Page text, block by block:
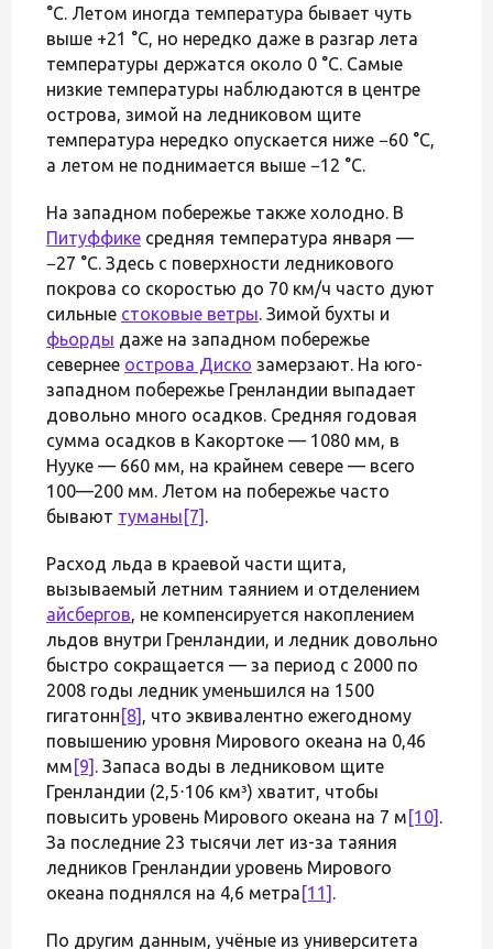
°С. Летом иногда температура бывает чуть
выше +21 °С, но нередко даже в разгар лета
температуры держатся около 0 °С. Самые
низкие температуры наблюдаются в центре
острова, зимой на ледниковом щите
температура нередко опускается ниже −60 °С,
а летом не поднимается выше −12 °С.
На западном побережье также холодно. В
Питуффике средняя температура января —
−27 °С. Здесь с поверхности ледникового
покрова со скоростью до 70 км/ч часто дуют
сильные стоковые ветры. Зимой бухты и
фьорды даже на западном побережье
севернее острова Диско замерзают. На юго-
западном побережье Гренландии выпадает
довольно много осадков. Средняя годовая
сумма осадков в Какортоке — 1080 мм, в
Нууке — 660 мм, на крайнем севере — всего
100—200 мм. Летом на побережье часто
бывают туманы [7] .
Расход льда в краевой части щита,
вызываемый летним таянием и отделением
айсбергов, не компенсируется накоплением
льдов внутри Гренландии, и ледник довольно
быстро сокращается — за период с 2000 по
2008 годы ледник уменьшился на 1500
гигатонн [8] , что эквивалентно ежегодному
повышению уровня Мирового океана на 0,46
мм [9] . Запаса воды в ледниковом щите
Гренландии (2,5⋅106 км³) хватит, чтобы
повысить уровень Мирового океана на 7 м [10] .
За последние 23 тысячи лет из-за таяния
ледников Гренландии уровень Мирового
океана поднялся на 4,6 метра [11] .
По другим данным, учёные из университета